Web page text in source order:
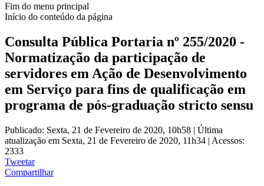
Fim do menu principal
Início do conteúdo da página
Consulta Pública Portaria nº 255/2020 -
Normatização da participação de
servidores em Ação de Desenvolvimento
em Serviço para fins de qualificação em
programa de pós-graduação stricto sensu
Publicado: Sexta, 21 de Fevereiro de 2020, 10h58 | Última
atualização em Sexta, 21 de Fevereiro de 2020, 11h34 | Acessos:
2333
Tweetar
Compartilhar